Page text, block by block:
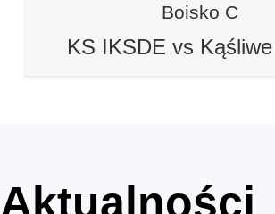
Boisko C
KS IKSDE vs
Aktualności